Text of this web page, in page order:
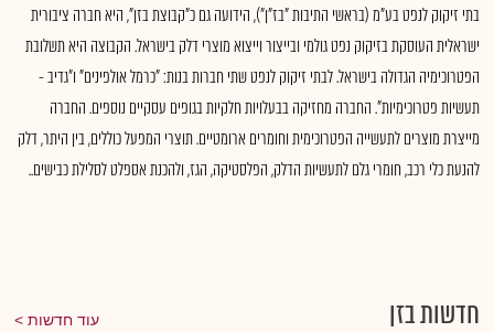
בתי זיקוק לנפט בע"מ (בראשי התיבות "בז"ן"), הידועה גם כ"קבוצת בזן", היא חברה ציבורית
ישראלית העוסקת בזיקוק נפט גולמי ובייצור וייצוא מוצרי דלק בישראל. הקבוצה היא תשלובת
הפטרוכימיה הגדולה בישראל. לבתי זיקוק לנפט שתי חברות בנות: "כרמל אולפינים" ו"גדיב -
תעשיות פטרוכימיות". החברה מחזיקה בבעלויות חלקיות בגופים עסקיים נוספים. החברה
מייצרת מוצרים לתעשייה הפטרוכימית וחומרים ארומטיים. תוצרי המפעל כוללים, בין היתר, דלק
להנעת כלי רכב, חומרי גלם לתעשיות הדלק, הפלסטיקה, הגז, ולהכנת אספלט לסלילת כבישים..
חדשות בזן עוד חדשות